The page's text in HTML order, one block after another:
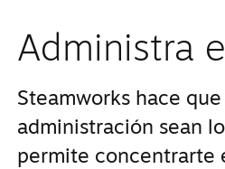
Administra
Steamworks hace
administración sean
permite concentrarte